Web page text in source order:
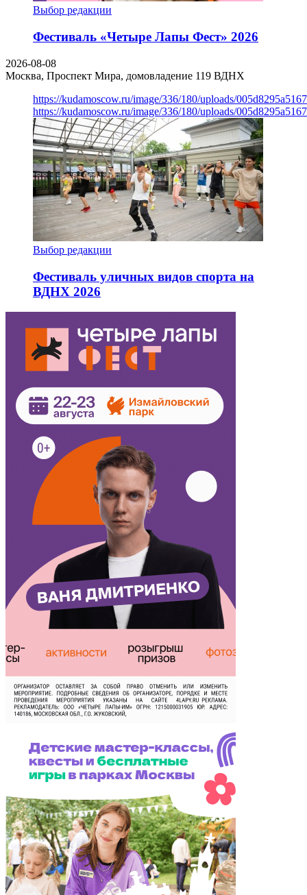
Выбор редакции
Фестиваль «Четыре Лапы Фест» 2026
2026-08-08
Москва, Проспект Мира, домовладение 119 ВДНХ
https://kudamoscow.ru/image/336/180/uploads/
https://kudamoscow.ru/image/336/180/uploads/
Выбор редакции
Фестиваль уличных видов спорта на
ВДНХ 2026